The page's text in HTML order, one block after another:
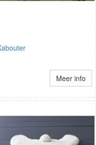
Meer info